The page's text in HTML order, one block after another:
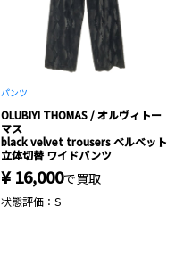
パンツ
OLUBIYI THOMAS / オルヴィトー
マス
black velvet trousers ベルベット
立体切替 ワイドパンツ
¥ 16,000で買取
状態評価：S